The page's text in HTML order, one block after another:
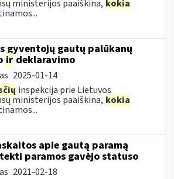
ministerijos paaiškina, kokia
gyventojų gautų palūkanų
ir deklaravimo
2025-01-14
inspekcija prie Lietuvos
ministerijos paaiškina, kokia
apie gautą paramą
paramos gavėjo statuso
2021-02-18